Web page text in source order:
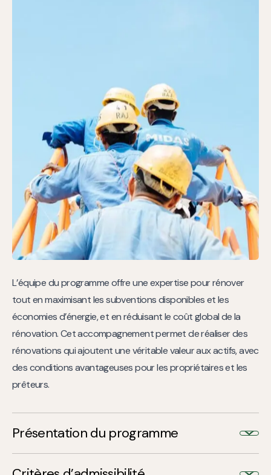
L’équipe du programme offre une expertise pour rénover
tout en maximisant les subventions disponibles et les
économies d’énergie, et en réduisant le coût global de la
rénovation. Cet accompagnement permet de réaliser des
rénovations qui ajoutent une véritable valeur aux actifs, avec
des conditions avantageuses pour les propriétaires et les
prêteurs.
Présentation du programme